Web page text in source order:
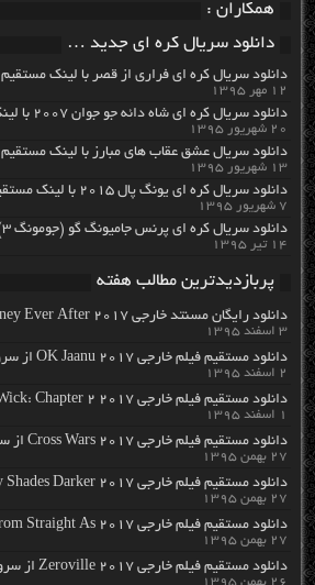
همکاران :
دانلود سریال کره ای جدید …
دانلود سریال کره ای فراری از قصر با لینک مستقیم
۱۲ مهر ۱۳۹۵
دانلود سریال کره ای شاه دائه جو جوان ۲۰۰۷ با لینک مستقیم
۲۰ شهریور ۱۳۹۵
دانلود سریال عشق عقاب های مبارز با لینک مستقیم
۱۳ شهریور ۱۳۹۵
دانلود سریال کره ای یونگ پال ۲۰۱۵ با لینک مستقیم
۷ شهریور ۱۳۹۵
دانلود سریال کره ای پرنس جامیونگ گو (جومونگ ۳) با لینک مستقیم
۱۴ تیر ۱۳۹۵
پربازدیدترین مطالب هفته
دانلود رایگان مسنتد خارجی Britney Ever After 2017 با لینک مستقیم
۳ اسفند ۱۳۹۵
دانلود مستقیم فیلم خارجی OK Jaanu 2017 از سرور سایت
۲ اسفند ۱۳۹۵
دانلود مستقیم فیلم خارجی John Wick: Chapter 2 2017 از سرور سایت
۱ اسفند ۱۳۹۵
دانلود مستقیم فیلم خارجی Cross Wars 2017 از سرور سایت
۲۷ بهمن ۱۳۹۵
دانلود مستقیم فیلم خارجی Fifty Shades Darker 2017 از سرور سایت
۲۷ بهمن ۱۳۹۵
دانلود مستقیم فیلم خارجی From Straight As 2017 از سرور سایت
۲۷ بهمن ۱۳۹۵
دانلود مستقیم فیلم خارجی Zeroville 2017 از سرور سایت